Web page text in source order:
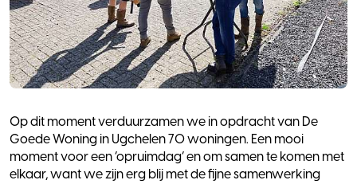
Op dit moment verduurzamen we in opdracht van De
Goede Woning in Ugchelen 70 woningen. Een mooi
moment voor een ‘opruimdag’ en om samen te komen met
elkaar, want we zijn erg blij met de fijne samenwerking